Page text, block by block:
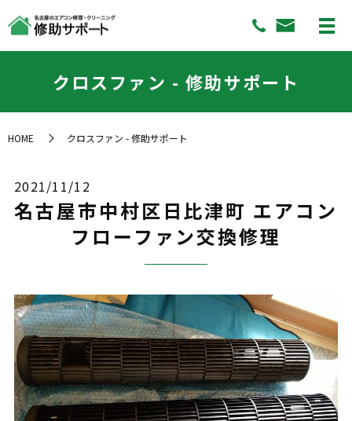
クロスファン - 修助サポート
HOME クロスファン - 修助サポート
2021/11/12
名古屋市中村区日比津町 エアコン
フローファン交換修理